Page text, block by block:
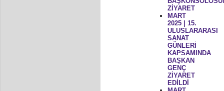
ZİYARET
MART
2025 | 15.
ULUSLARARASI
SANAT
GÜNLERİ
KAPSAMINDA
BAŞKAN
GENÇ
ZİYARET
EDİLDİ